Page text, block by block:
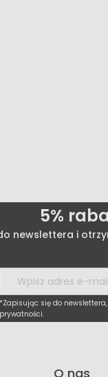
5%
newslettera i
*Zapisując się do
prywatności.
O nas